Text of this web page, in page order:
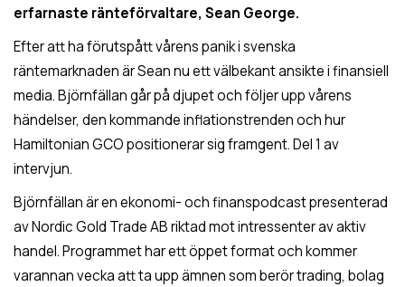
erfarnaste ränteförvaltare, Sean George.
Efter att ha förutspått vårens panik i svenska
räntemarknaden är Sean nu ett välbekant ansikte i finansiell
media. Björnfällan går på djupet och följer upp vårens
händelser, den kommande inflationstrenden och hur
Hamiltonian GCO positionerar sig framgent. Del 1 av
intervjun.
Björnfällan är en ekonomi- och finanspodcast presenterad
av Nordic Gold Trade AB riktad mot intressenter av aktiv
handel. Programmet har ett öppet format och kommer
varannan vecka att ta upp ämnen som berör trading, bolag